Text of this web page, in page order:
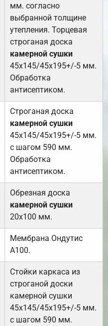
мм. согласно
выбранной толщине
утепления. Торцевая
строганая доска
камерной сушки
45х145/45х195+/-5 мм.
Обработка
антисептиком.
Строганая доска
камерной сушки
45х145/45х195+/-5 мм.
с шагом 590 мм.
Обработка
антисептиком.
Обрезная доска
камерной сушки
20х100 мм.
Мембрана Ондутис
А100.
Стойки каркаса из
строганой доски
камерной сушки
45х145/45х195+/-5 мм.
с шагом 590 мм.